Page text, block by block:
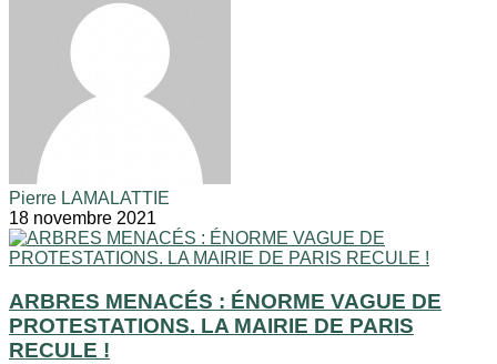
Pierre LAMALATTIE
18 novembre 2021
ARBRES MENACÉS : ÉNORME VAGUE DE
PROTESTATIONS. LA MAIRIE DE PARIS
RECULE !